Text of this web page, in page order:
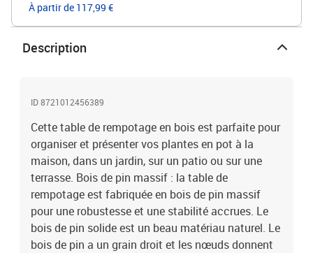
À partir de 117,99 €
Description
ID 8721012456389
Cette table de rempotage en bois est parfaite pour
organiser et présenter vos plantes en pot à la
maison, dans un jardin, sur un patio ou sur une
terrasse. Bois de pin massif : la table de
rempotage est fabriquée en bois de pin massif
pour une robustesse et une stabilité accrues. Le
bois de pin solide est un beau matériau naturel. Le
bois de pin a un grain droit et les nœuds donnent